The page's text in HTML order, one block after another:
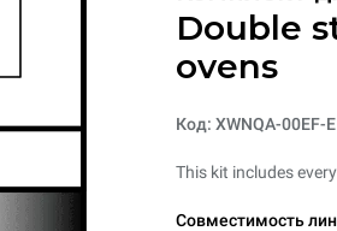
Double
ovens
Код: XWNQA-00EF-E
This kit includes
Совместимость